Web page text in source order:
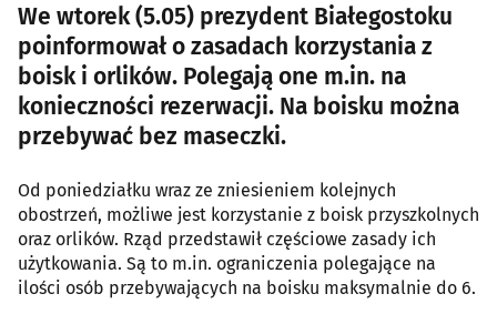
We wtorek (5.05) prezydent Białegostoku
poinformował o zasadach korzystania z
boisk i orlików. Polegają one m.in. na
konieczności rezerwacji. Na boisku można
przebywać bez maseczki.
Od poniedziałku wraz ze zniesieniem kolejnych
obostrzeń, możliwe jest korzystanie z boisk przyszkolnych
oraz orlików. Rząd przedstawił częściowe zasady ich
użytkowania. Są to m.in. ograniczenia polegające na
ilości osób przebywających na boisku maksymalnie do 6.